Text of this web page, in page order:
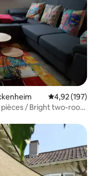
Évaluation
4,92 (197)
/ Bright two-room
appréciés